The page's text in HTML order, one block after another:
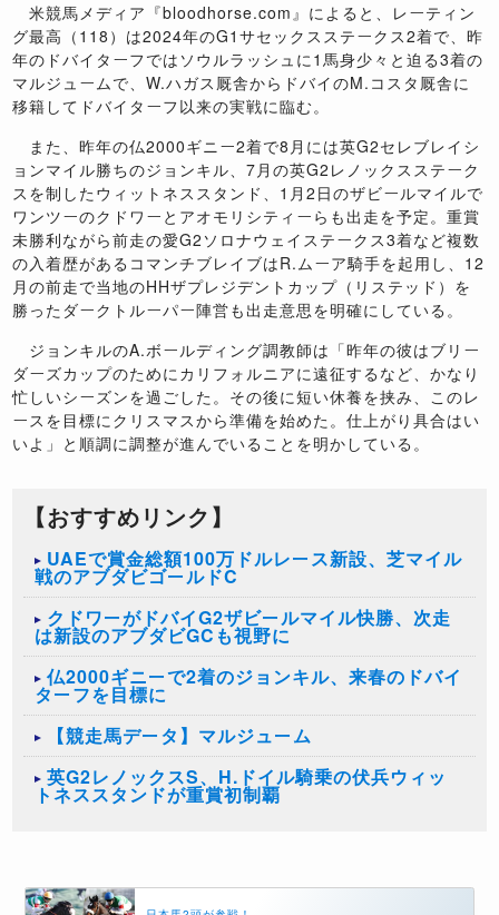
米競馬メディア『bloodhorse.com』によると、レーティン
グ最高（118）は2024年のG1サセックスステークス2着で、昨
年のドバイターフではソウルラッシュに1馬身少々と迫る3着の
マルジュームで、W.ハガス厩舎からドバイのM.コスタ厩舎に
移籍してドバイターフ以来の実戦に臨む。
また、昨年の仏2000ギニー2着で8月には英G2セレブレイシ
ョンマイル勝ちのジョンキル、7月の英G2レノックスステーク
スを制したウィットネススタンド、1月2日のザビールマイルで
ワンツーのクドワーとアオモリシティーらも出走を予定。重賞
未勝利ながら前走の愛G2ソロナウェイステークス3着など複数
の入着歴があるコマンチブレイブはR.ムーア騎手を起用し、12
月の前走で当地のHHザプレジデントカップ（リステッド）を
勝ったダークトルーパー陣営も出走意思を明確にしている。
ジョンキルのA.ボールディング調教師は「昨年の彼はブリー
ダーズカップのためにカリフォルニアに遠征するなど、かなり
忙しいシーズンを過ごした。その後に短い休養を挟み、このレ
ースを目標にクリスマスから準備を始めた。仕上がり具合はい
いよ」と順調に調整が進んでいることを明かしている。
【おすすめリンク】
UAEで賞金総額100万ドルレース新設、芝マイル
戦のアブダビゴールドC
クドワーがドバイG2ザビールマイル快勝、次走
は新設のアブダビGCも視野に
仏2000ギニーで2着のジョンキル、来春のドバイ
ターフを目標に
【競走馬データ】マルジューム
英G2レノックスS、H.ドイル騎乗の伏兵ウィッ
トネススタンドが重賞初制覇